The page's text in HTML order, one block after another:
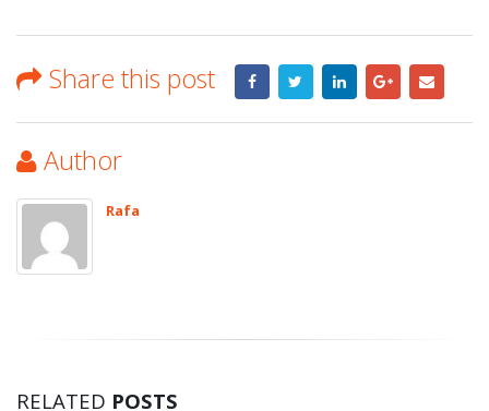
Share this post
Author
Rafa
RELATED POSTS